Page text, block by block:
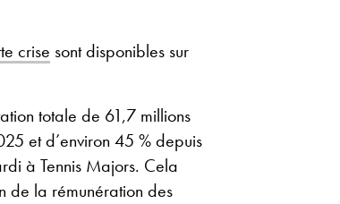
crise sont disponibles sur
totale de 61,7 millions
et d’environ 45 % depuis
à Tennis Majors. Cela
de la rémunération des